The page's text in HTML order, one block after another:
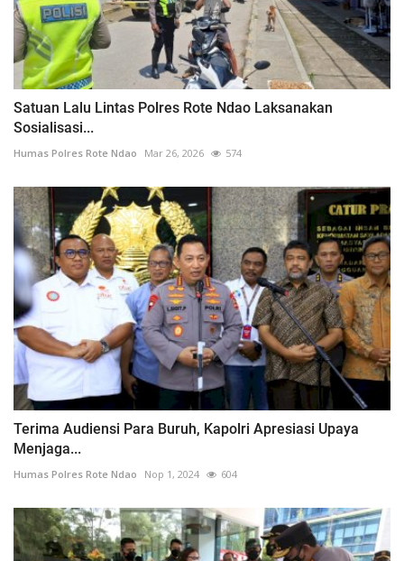
Satuan Lalu Lintas Polres Rote Ndao Laksanakan
Sosialisasi...
Humas Polres Rote Ndao Mar 26, 2026 574
Terima Audiensi Para Buruh, Kapolri Apresiasi Upaya
Menjaga...
Humas Polres Rote Ndao Nop 1, 2024 604